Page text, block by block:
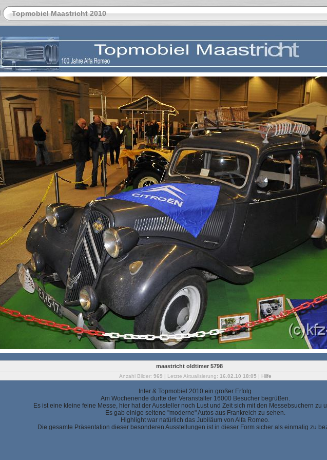
Topmobiel Maastricht 2010
maastricht oldtimer 5798
Anzahl Bilder: 969 | Letzte Aktualisierung: 16.02.10 18:05 | Hilfe
Inter & Topmobiel 2010 ein großer Erfolg
Am Wochenende durfte der Veranstalter 16000 Besucher begrüßen.
Es ist eine kleine feine Messe, hier hat der Aussteller noch Lust und Zeit sich mit den Messebsuchern zu
Es gab einige seltene "moderne" Autos aus Frankreich zu sehen.
Highlight war natürlich das Jubiläum von Alfa Romeo.
Die gesamte Präsentation dieser besonderen Ausstellungen ist in dieser Form sicher als einmalig zu